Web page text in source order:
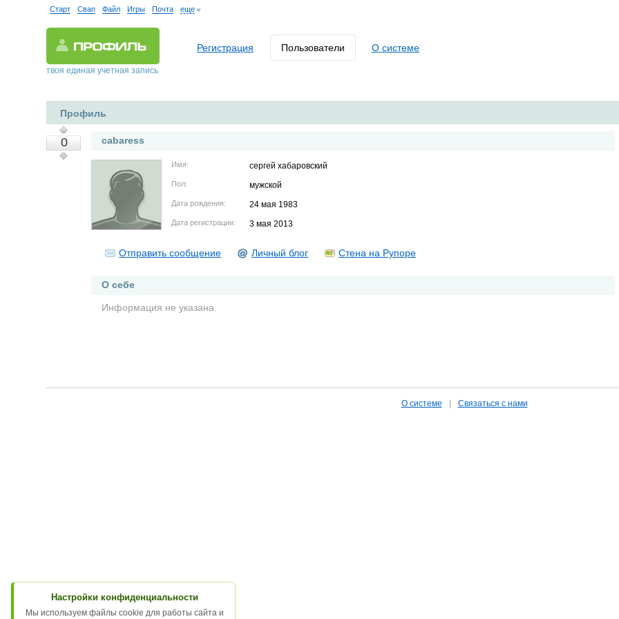
Старт Свап Файл Игры Почта еще
твоя единая учетная запись
Регистрация Пользователи О системе
Профиль
0 cabaress
Имя: сергей хабаровский
Пол: мужской
Дата рождения: 24 мая 1983
Дата регистрации: 3 мая 2013
Отправить сообщение Личный блог Стена на Рупоре
О себе
Информация не указана.
О системе Связаться с нами
Настройки конфиденциальности
Мы используем файлы cookie для работы сайта и